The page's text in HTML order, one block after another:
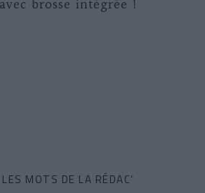
avec brosse intégrée !
LES MOTS DE LA RÉDAC’